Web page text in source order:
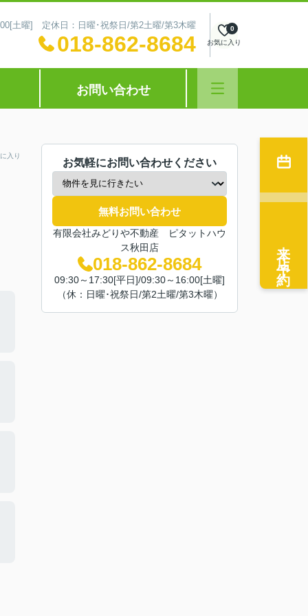
土曜] 定休日：日曜･祝祭日/第2土曜/第3木曜
018-862-8684 お気に入り
0
お問い合わせ
入り
お気軽にお問い合わせください
無料お問い合わせ
有限会社みどりや不動産 ピタットハウ
ス秋田店
018-862-8684
09:30～17:30[平日]/09:30～16:00[土曜]
（休：日曜･祝祭日/第2土曜/第3木曜）
来店予約